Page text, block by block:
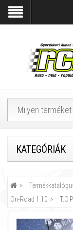
KATEGÓRIÁK
On-Road 1:10